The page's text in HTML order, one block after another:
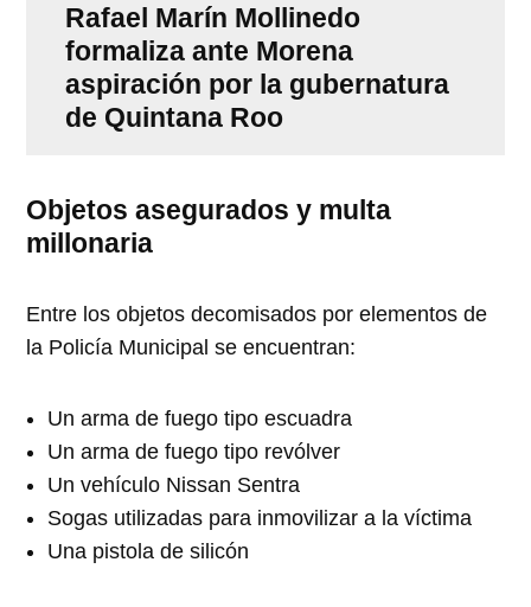
Rafael Marín Mollinedo
formaliza ante Morena
aspiración por la gubernatura
de Quintana Roo
Objetos asegurados y multa
millonaria
Entre los objetos decomisados por elementos de
la Policía Municipal se encuentran:
Un arma de fuego tipo escuadra
Un arma de fuego tipo revólver
Un vehículo Nissan Sentra
Sogas utilizadas para inmovilizar a la víctima
Una pistola de silicón